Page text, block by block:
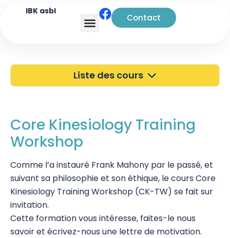
IBK asbl
Contact
Liste des cours
Portes Ouvertes
Atelier à Bruxelles
Découverte
Kinésiologie
Touch For Health
Wellness Kinesiology/Stress Release
Core Kinesiology Training
Workshop
Comme l’a instauré Frank Mahony par le passé, et
suivant sa philosophie et son éthique, le cours Core
Kinesiology Training Workshop (CK-TW) se fait sur
invitation.
Cette formation vous intéresse, faites-le nous
savoir et écrivez-nous une lettre de motivation.